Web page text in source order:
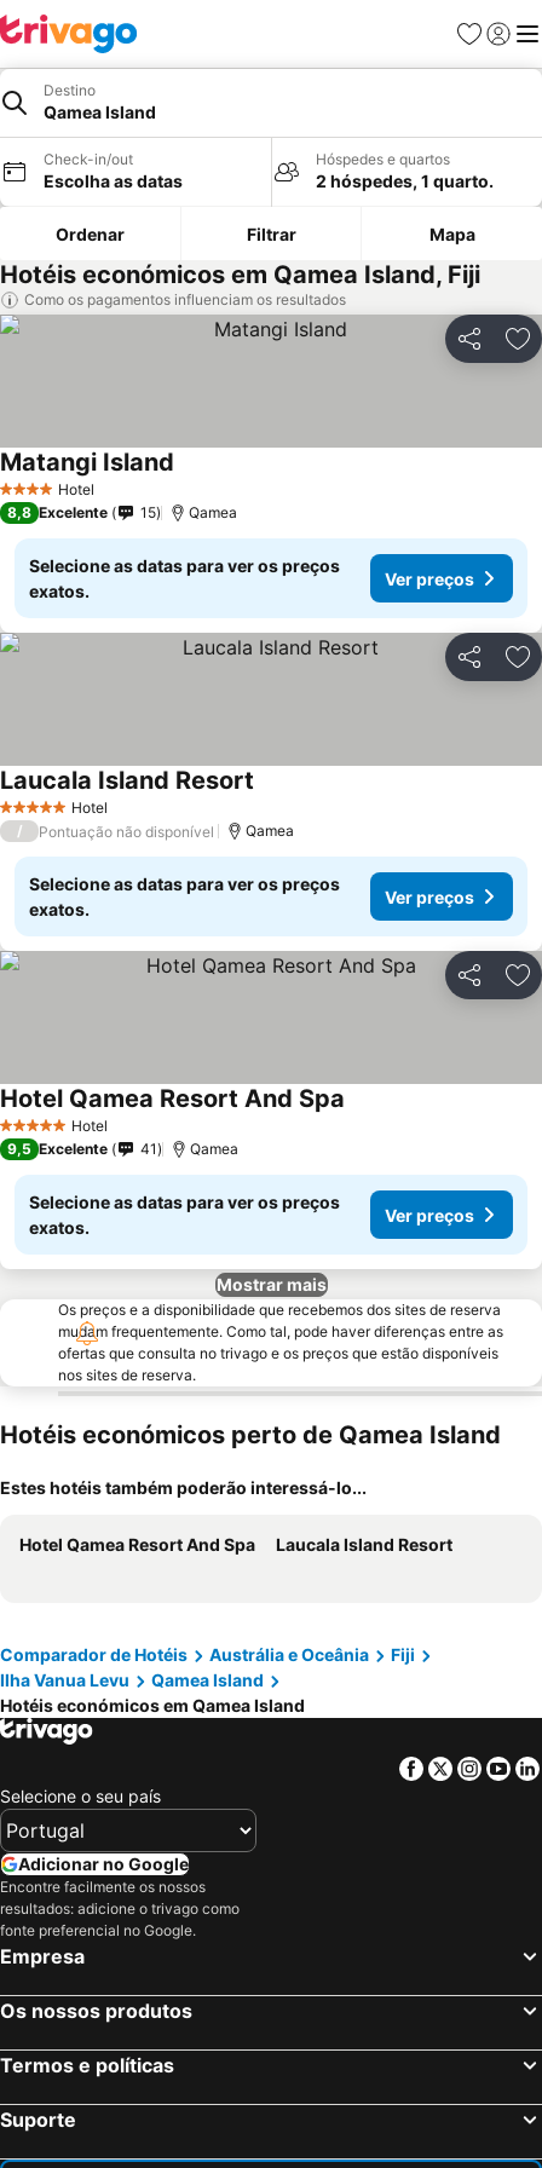
Favoritos
Iniciar
Destino
Qamea Island
Check-in/out
Escolha as datas
Hóspedes e quartos
2 hóspedes, 1 quarto.
Ordenar Filtrar Mapa
Hotéis económicos em Qamea Island, Fiji
Como os pagamentos influenciam os resultados
Partilhar
4 EstrelasHotel
Matangi Island
8,8 Excelente 15 Qamea
Selecione as datas para ver os preços
exatos.
Ver preços
Partilhar
5 Estrelas Hotel
Laucala Island Resort
/ Pontuação não disponível Qamea
Selecione as datas para ver os preços
exatos.
Ver preços
Partilhar
5 Estrelas Hotel
Hotel Qamea Resort And Spa
9,5 Excelente 41 Qamea
Selecione as datas para ver os preços
exatos.
Ver preços
Mostrar mais
Os preços e a disponibilidade que recebemos dos sites de reserva
mudam frequentemente. Como tal, pode haver diferenças entre as
ofertas que consulta no trivago e os preços que estão disponíveis
nos sites de reserva.
Hotéis económicos perto de Qamea Island
Estes hotéis também poderão interessá-lo...
Hotel Qamea Resort And Spa Laucala Island Resort
Comparador de Hotéis Austrália e Oceânia
Fiji
Ilha Vanua Levu
Qamea Island
Hotéis económicos em Qamea Island
Facebook
Twitter
Selecione o seu país
Adicionar no Google
Encontre facilmente os nossos
resultados: adicione o trivago como
fonte preferencial no Google.
Empresa
Os nossos produtos
Termos e políticas
Suporte